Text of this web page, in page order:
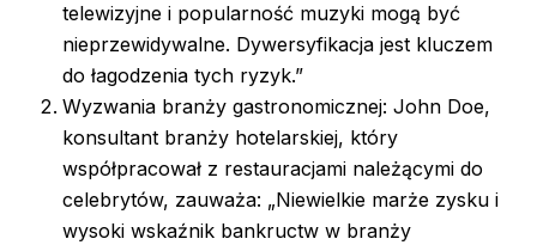
telewizyjne i popularność muzyki mogą być
nieprzewidywalne. Dywersyfikacja jest kluczem
do łagodzenia tych ryzyk.”
Wyzwania branży gastronomicznej: John Doe,
konsultant branży hotelarskiej, który
współpracował z restauracjami należącymi do
celebrytów, zauważa: „Niewielkie marże zysku i
wysoki wskaźnik bankructw w branży